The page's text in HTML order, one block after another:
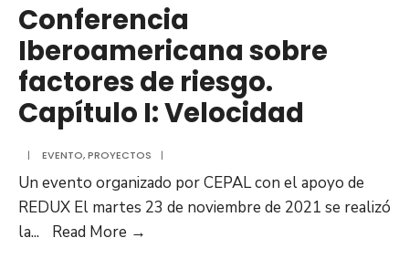
WITH
ROAD
SAFETY
CHAMPIONS
Conferencia
Iberoamericana sobre
factores de riesgo.
Capítulo I: Velocidad
| EVENTO,PROYECTOS |
Un evento organizado por CEPAL con el apoyo de
REDUX El martes 23 de noviembre de 2021 se realizó
la... Read More →